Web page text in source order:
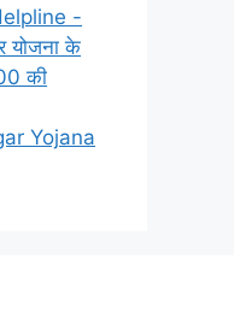
-
योजना के
की
Yojana